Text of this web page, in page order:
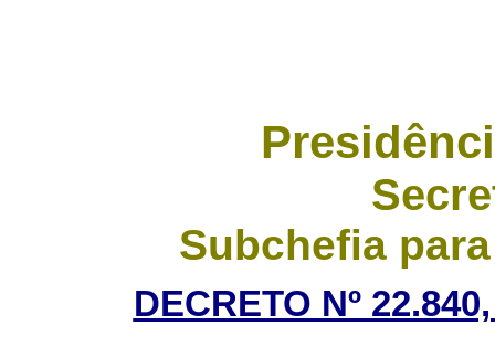
Subchefia
DECRETO Nº